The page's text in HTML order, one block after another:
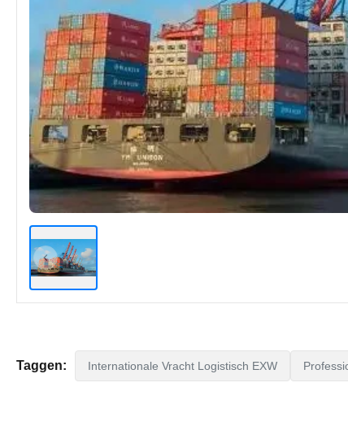
Taggen: Internationale Vracht Logistisch EXW